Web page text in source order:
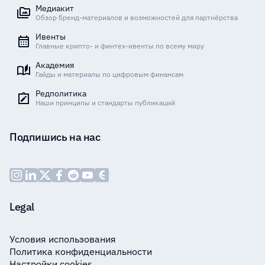
Медиакит
Обзор бренд-материалов и возможностей для партнёрства
Ивенты
Главные крипто- и финтех-ивенты по всему миру
Академия
Гайды и материалы по цифровым финансам
Редполитика
Наши принципы и стандарты публикаций
Подпишись на нас
Legal
Условия использования
Политика конфиденциальности